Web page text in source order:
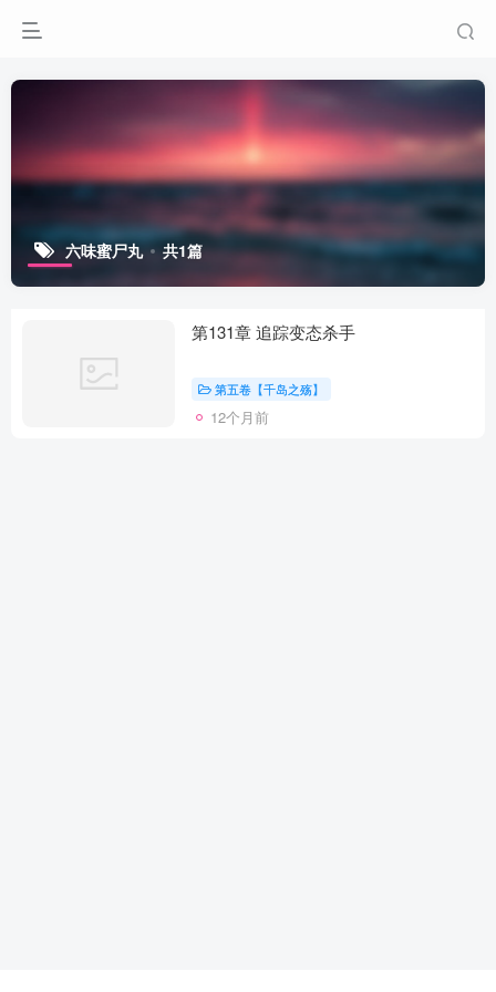
六味蜜尸丸 共1篇
第131章 追踪变态杀手
第五卷【千岛之殇】
12个月前